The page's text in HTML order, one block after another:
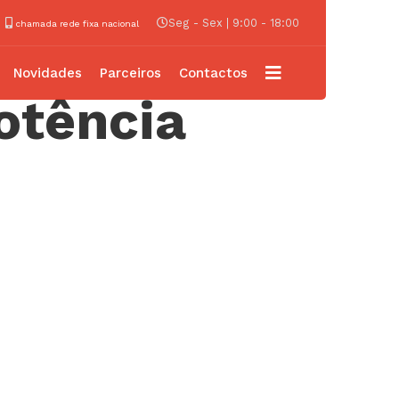
chamada rede fixa nacional Seg - Sex | 9:00 - 18:00
Novidades Parceiros Contactos